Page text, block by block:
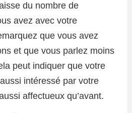
du nombre de
avez avec votre
que vous avez
et que vous parlez moins
peut indiquer que votre
intéressé par votre
affectueux qu’avant.